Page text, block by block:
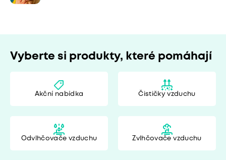
Vyberte si produkty, které pomáhají
Akční nabídka Čističky vzduchu
Odvlhčovače vzduchu Zvlhčovače vzduchu